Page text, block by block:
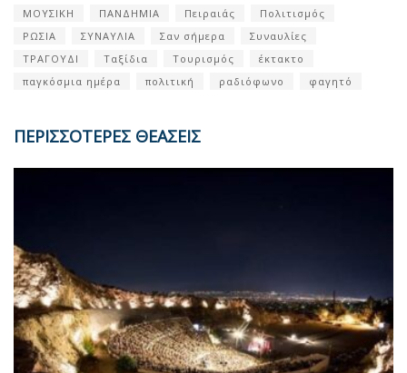
ΜΟΥΣΙΚΗ ΠΑΝΔΗΜΙΑ Πειραιάς
Πολιτισμός
ΡΩΣΙΑ
ΣΥΝΑΥΛΙΑ Σαν σήμερα
Συναυλίες
ΤΡΑΓΟΥΔΙ
Ταξίδια Τουρισμός
έκτακτο
παγκόσμια ημέρα
πολιτική ραδιόφωνο φαγητό
ΠΕΡΙΣΣΟΤΕΡΕΣ ΘΕΑΣΕΙΣ